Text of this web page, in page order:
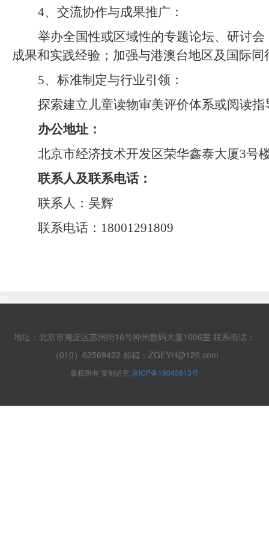
4、 交流协作与成果推广：
举办全国性或区域性的专题论坛、研讨
成果和实践经验；加强与港澳台地区及国际
5、 标准制定与行业引领：
探索建立儿童读物审美评价体系或阅读
办公地址：
北京市经济技术开发区荣华鑫泰大厦3号
联系人及联系电话：
联系人： 吴辉
联系电话： 18001291809
地址：北京市海淀区苏州街16号神州数码大厦1606室 联系电话：
（010）62569422 邮箱：ZGEYH@126.com
版权所有 复制必究 京ICP备19043813号